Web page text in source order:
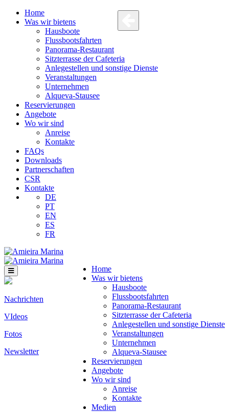
Home
Was wir bietens
Hausboote
Flussbootsfahrten
Panorama-Restaurant
Sitzterrasse der Cafeteria
Anlegestellen und sonstige Dienste
Veranstaltungen
Unternehmen
Alqueva-Stausee
Reservierungen
Angebote
Wo wir sind
Anreise
Kontakte
FAQs
Downloads
Partnerschaften
CSR
Kontakte
DE
PT
EN
ES
FR
Home
Was wir bietens
Hausboote
Flussbootsfahrten
Panorama-Restaurant
Sitzterrasse der Cafeteria
Anlegestellen und sonstige Dienste
Veranstaltungen
Unternehmen
Alqueva-Stausee
Reservierungen
Angebote
Wo wir sind
Anreise
Kontakte
Medien
Nachrichten
VIdeos
Fotos
Newsletter